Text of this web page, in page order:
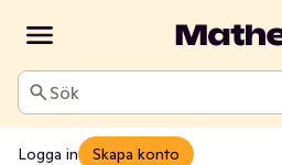
Sök
Logga in Skapa konto